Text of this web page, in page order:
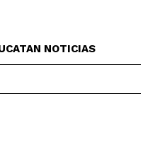
NOTICIAS